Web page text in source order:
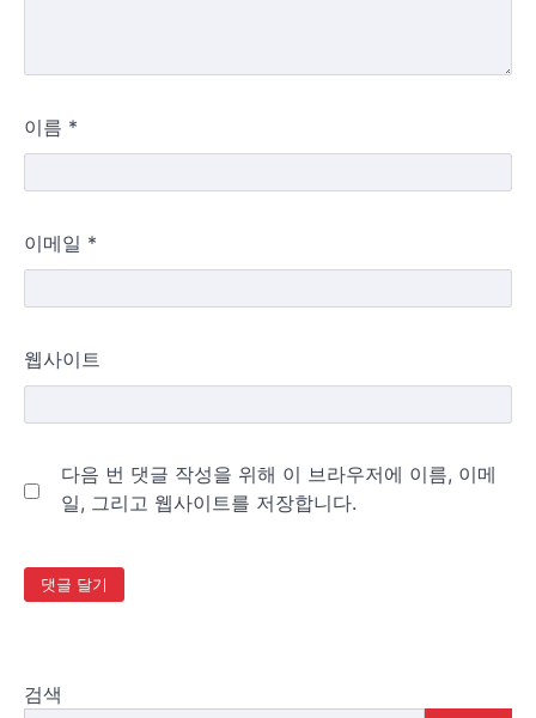
이름 *
이메일 *
웹사이트
다음 번 댓글 작성을 위해 이 브라우저에 이름, 이메
일, 그리고 웹사이트를 저장합니다.
검색